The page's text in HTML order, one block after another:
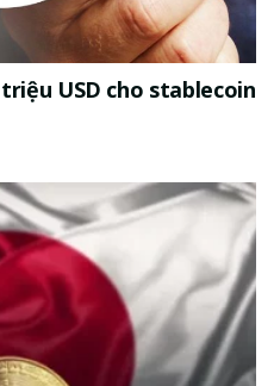
USD cho stablecoin